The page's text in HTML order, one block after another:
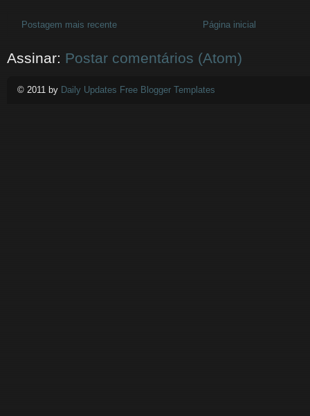
Postagem mais recente Página inicial
Assinar: Postar comentários (Atom)
© 2011 by Daily Updates Free Blogger Templates